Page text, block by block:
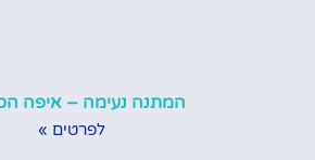
המתנה נעימה – איפה
לפרטים »